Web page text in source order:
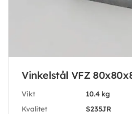
Vinkelstål VFZ
Vikt
10.4 kg
Kvalitet
S235JR